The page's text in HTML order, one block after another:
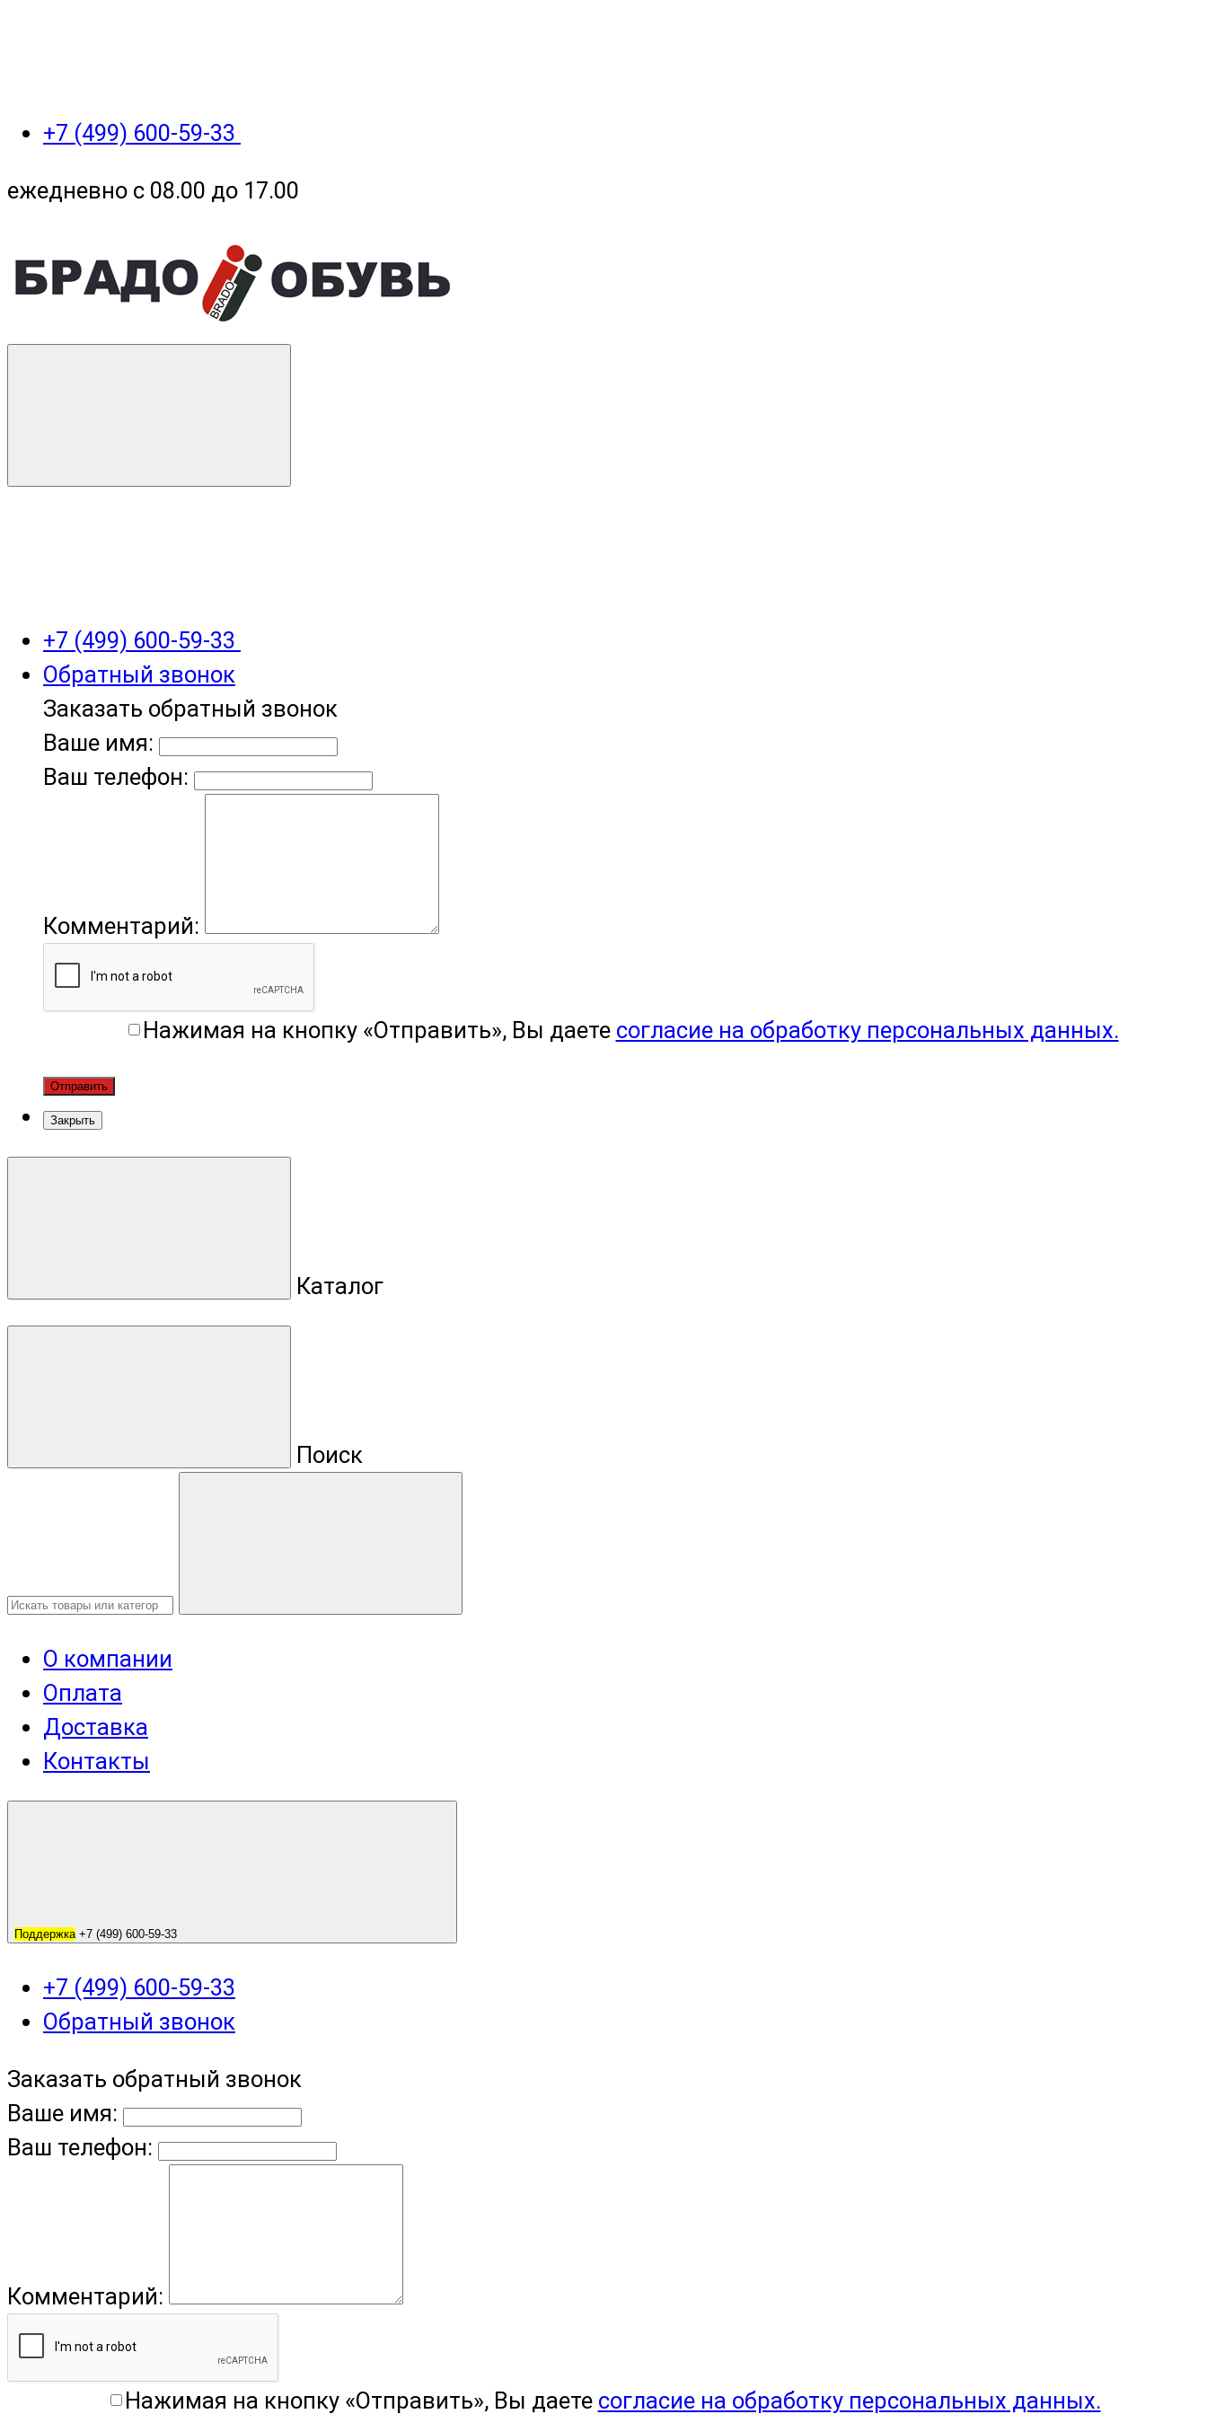
+7 (499) 600-59-33
ежедневно с 08.00 до 17.00
+7 (499) 600-59-33
Обратный звонок
Заказать обратный звонок
Ваше имя:
Ваш телефон:
Комментарий:
Нажимая на кнопку «Отправить», Вы даете согласие на обработку персональных данных.
Отправить
Закрыть
Каталог
Поиск
О компании
Оплата
Доставка
Контакты
Поддержка+7 (499) 600-59-33
+7 (499) 600-59-33
Обратный звонок
Заказать обратный звонок
Ваше имя:
Ваш телефон:
Комментарий:
Нажимая на кнопку «Отправить», Вы даете согласие на обработку персональных данных.